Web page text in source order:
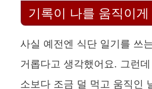
V
d
기록이 나를 움직이게
사실 예전엔 식단 일기를 쓰
거롭다고 생각했어요. 그런
소보다 조금 덜 먹고 움직인